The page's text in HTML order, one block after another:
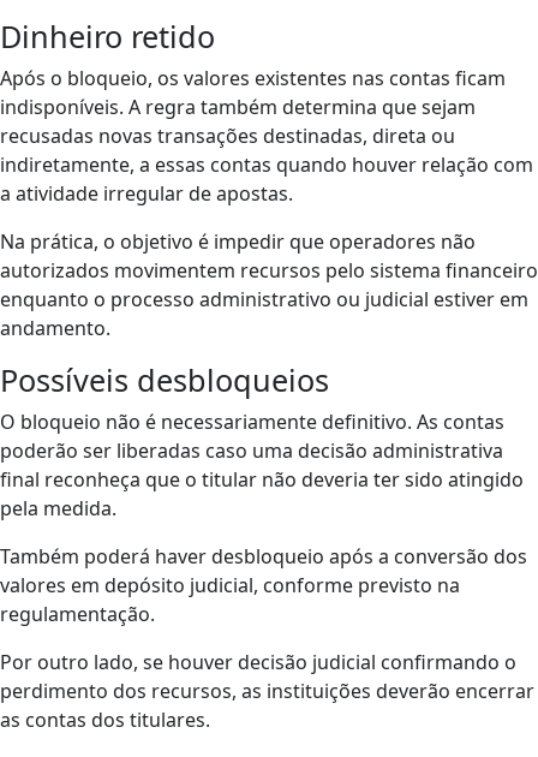
Dinheiro retido
Após o bloqueio, os valores existentes nas contas ficam
indisponíveis. A regra também determina que sejam
recusadas novas transações destinadas, direta ou
indiretamente, a essas contas quando houver relação com
a atividade irregular de apostas.
Na prática, o objetivo é impedir que operadores não
autorizados movimentem recursos pelo sistema financeiro
enquanto o processo administrativo ou judicial estiver em
andamento.
Possíveis desbloqueios
O bloqueio não é necessariamente definitivo. As contas
poderão ser liberadas caso uma decisão administrativa
final reconheça que o titular não deveria ter sido atingido
pela medida.
Também poderá haver desbloqueio após a conversão dos
valores em depósito judicial, conforme previsto na
regulamentação.
Por outro lado, se houver decisão judicial confirmando o
perdimento dos recursos, as instituições deverão encerrar
as contas dos titulares.